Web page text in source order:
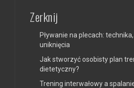
Zerknij
Pływanie na plecach:
uniknięcia
Jak stworzyć osobisty plan
dietetyczny?
Trening interwałowy a